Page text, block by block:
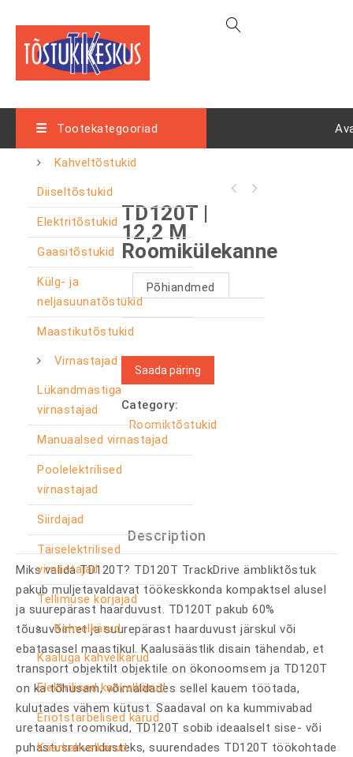
Tootekategooriad
Kahveltõstukid
Diiseltõstukid
Elektritõstukid
Gaasitõstukid
Külg- ja
neljasuunatõstukid
Maastikutõstukid
Virnastajad
Lükandmastiga
virnastajad
Manuaalsed virnastajad
Poolelektrilised
virnastajad
Siirdajad
Täiselektrilised
virnastajad
Tellimuse korjajad
Kahvelkärud
Kaaluga kahvelkärud
Elektrilised kahvelkärud
Eriotstarbelised kärud
Käärkahvelkärud
TD120T |
12,2 M
Roomikülekanne
Põhiandmed
Saada päring
Category:
Roomiktõstukid
Description
Miks valida TD120T? TD120T TrackDrive ämbliktõstuk
pakub muljetavaldavat töökeskkonda kompaktsel alusel
ja suurepärast haarduvust. TD120T pakub 60%
tõusuvõimet ja suurepärast haarduvust järskul või
ebatasasel maastikul. Kaalusäästlik disain tähendab, et
transport objektilt objektile on ökonoomsem ja TD120T
on ka tõhusam, võimaldades sellel kauem töötada,
kulutades vähem kütust. Saadaval on ka kummivabad
uretaanist roomikud, TD120T sobib ideaalselt sise- või
puhastusrakendusteks, suurendades TD120T töökohtade